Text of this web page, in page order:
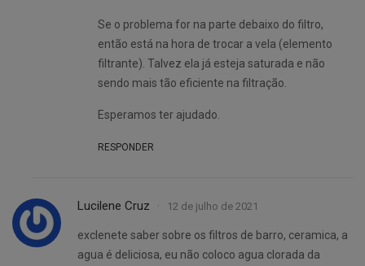
Se o problema for na parte debaixo do filtro,
então está na hora de trocar a vela (elemento
filtrante). Talvez ela já esteja saturada e não
sendo mais tão eficiente na filtração.
Esperamos ter ajudado.
RESPONDER
Lucilene Cruz 12 de julho de 2021
exclenete saber sobre os filtros de barro, ceramica, a
agua é deliciosa, eu não coloco agua clorada da